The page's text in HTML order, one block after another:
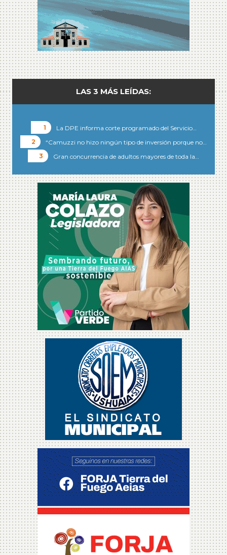
LAS 3 MÁS LEÍDAS:
La DPE informa corte programado del Servicio…
“Camuzzi no hizo ningún tipo de inversión porque no…
Gran concurrencia de adultos mayores de toda la…